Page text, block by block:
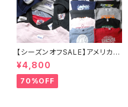
【シーズンオフSALE】アメリカ古
着 Hanes GILDAN JERSEYS
他 ロゴ入り企業系カレッジ系等
メンズスウェットシャツ20点セッ
ト 特価 まとめ売り 転売 フリマ
¥4,800
70%OFF